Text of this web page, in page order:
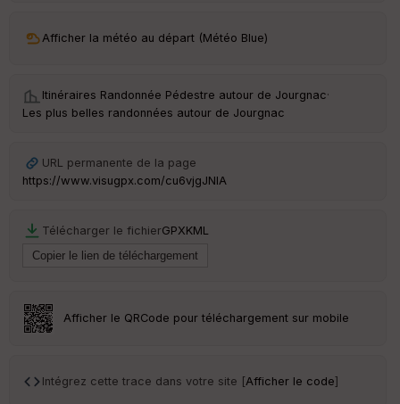
Afficher la météo au départ (Météo Blue)
Itinéraires Randonnée Pédestre autour de Jourgnac·
Les plus belles randonnées autour de Jourgnac
URL permanente de la page
https://www.visugpx.com/cu6vjgJNlA
Télécharger le fichierGPXKML
Afficher le QRCode pour téléchargement sur mobile
Intégrez cette trace dans votre site [Afficher le code]